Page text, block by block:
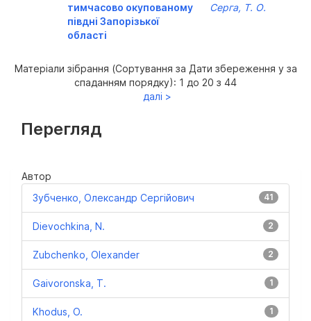
тимчасово окупованому
півдні Запорізької
області
Серга, Т. О.
Матеріали зібрання (Сортування за Дати збереження у за
спаданням порядку): 1 до 20 з 44
далі >
Перегляд
Автор
41
Зубченко, Олександр Сергійович
2
Dievochkina, N.
2
Zubchenko, Olexander
1
Gaivoronska, T.
1
Khodus, O.